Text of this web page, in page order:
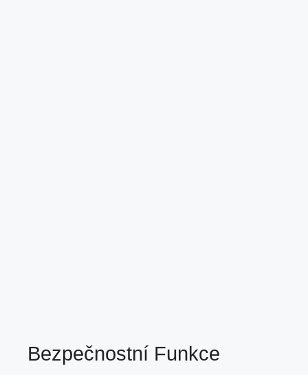
Bezpečnostní Funkce